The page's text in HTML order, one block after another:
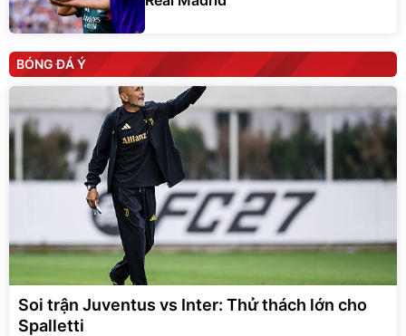
BÓNG ĐÁ Ý
Soi trận Juventus vs Inter: Thử thách lớn cho
Spalletti